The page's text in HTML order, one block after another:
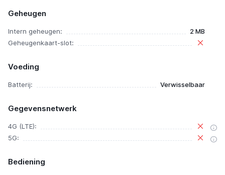
Geheugen
Intern geheugen:
2 MB
Geheugenkaart-slot:
Voeding
Batterij: Verwisselbaar
Gegevensnetwerk
4G (LTE):
5G:
Bediening